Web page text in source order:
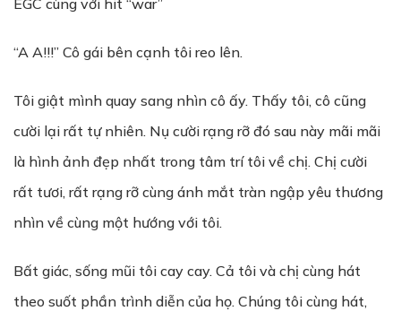
EGC cùng với hit “war”
“A A!!!” Cô gái bên cạnh tôi reo lên.
Tôi giật mình quay sang nhìn cô ấy. Thấy tôi, cô cũng
cười lại rất tự nhiên. Nụ cười rạng rỡ đó sau này mãi mãi
là hình ảnh đẹp nhất trong tâm trí tôi về chị. Chị cười
rất tươi, rất rạng rỡ cùng ánh mắt tràn ngập yêu thương
nhìn về cùng một hướng với tôi.
Bất giác, sống mũi tôi cay cay. Cả tôi và chị cùng hát
theo suốt phần trình diễn của họ. Chúng tôi cùng hát,